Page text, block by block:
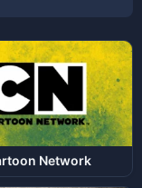
Network